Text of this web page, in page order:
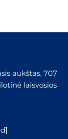
aukštas, 707
laisvosios